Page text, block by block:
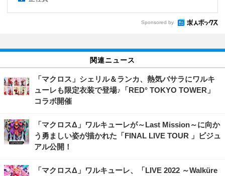
Sponsored by
関連ニュース
「マクロス」シェリル＆ランカ、熱気バサラにワルキ
ューレも限定衣装で登場♪「RED° TOKYO TOWER」
コラボ開催
「マクロスΔ」ワルキューレが～Last Mission～に向か
う勇ましい姿が描かれた「FINAL LIVE TOUR 」ビジュ
アル公開！
「マクロスΔ」ワルキューレ、「LIVE 2022 ～Walküre